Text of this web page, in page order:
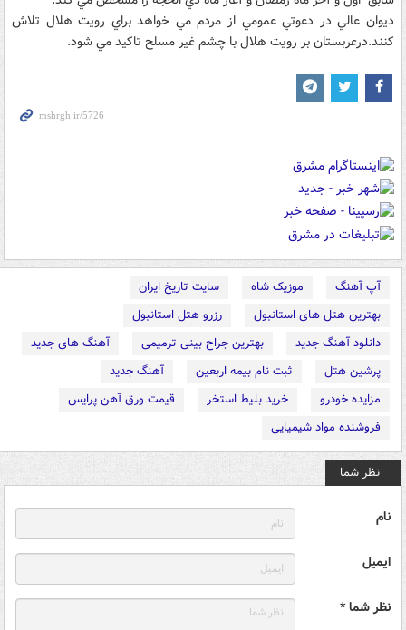
ديوان عالي در دعوتي عمومي از مردم مي خواهد براي رويت هلال تلاش
کنند.درعربستان بر رويت هلال با چشم غير مسلح تاکيد مي شود.
آپ آهنگ موزیک شاه
سایت تاریخ ایران
بهترین هتل های استانبول
رزرو هتل استانبول
دانلود آهنگ جدید
بهترین جراح بینی ترمیمی
آهنگ های جدید
پرشین هتل
ثبت نام بیمه اربعین
آهنگ جدید
مزایده خودرو
خرید بلیط استخر
قیمت ورق آهن پرایس
فروشنده مواد شیمیایی
نظر شما
نام
ایمیل
نظر شما *